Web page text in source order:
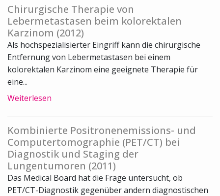
Chirurgische Therapie von
Lebermetastasen beim kolorektalen
Karzinom (2012)
Als hochspezialisierter Eingriff kann die chirurgische
Entfernung von Lebermetastasen bei einem
kolorektalen Karzinom eine geeignete Therapie für
eine...
Weiterlesen
Kombinierte Positronenemissions- und
Computertomographie (PET/CT) bei
Diagnostik und Staging der
Lungentumoren (2011)
Das Medical Board hat die Frage untersucht, ob
PET/CT-Diagnostik gegenüber andern diagnostischen